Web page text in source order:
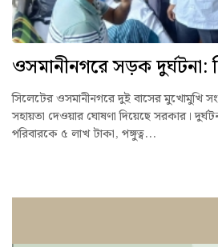
ওসমানীনগরে সড়ক দুর্ঘটনা:
সিলেটের ওসমানীনগরে দুই বাসের মুখোমুখি
সহায়তা দেওয়ার ঘোষণা দিয়েছে সরকার।
পরিবারকে ৫ লাখ টাকা, পঙ্গুত্ব...